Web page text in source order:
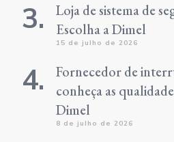
Loja de sistema de
Escolha a Dimel
15 de julho de 2026
Fornecedor de
conheça as
Dimel
8 de julho de 2026